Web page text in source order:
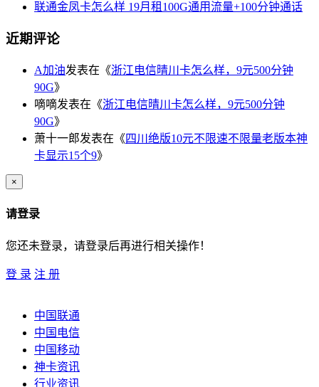
联通金凤卡怎么样 19月租100G通用流量+100分钟通话
近期评论
A加油发表在《浙江电信晴川卡怎么样，9元500分钟
90G》
嘀嘀发表在《浙江电信晴川卡怎么样，9元500分钟
90G》
萧十一郎发表在《四川绝版10元不限速不限量老版本神
卡显示15个9》
×
请登录
您还未登录，请登录后再进行相关操作！
登 录 注 册
中国联通
中国电信
中国移动
神卡资讯
行业资讯